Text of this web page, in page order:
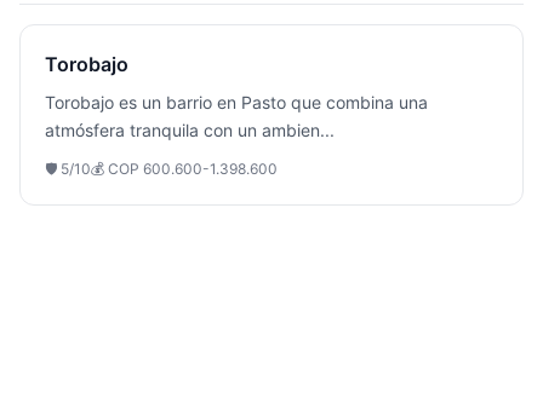
Torobajo
Torobajo es un barrio en Pasto que combina una
atmósfera tranquila con un ambien...
🛡️ 5/10💰 COP 600.600-1.398.600